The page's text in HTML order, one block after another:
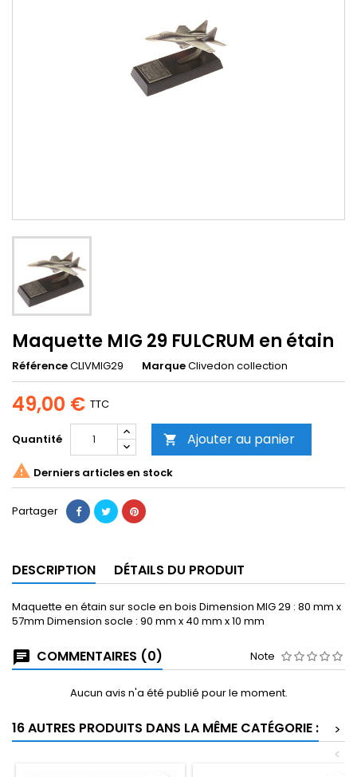
Maquette MIG 29 FULCRUM en étain
RéférenceCLIVMIG29 MarqueClivedon collection
49,00 € TTC
Quantité  Ajouter au panier
 Derniers articles en stock
Partager
DESCRIPTION DÉTAILS DU PRODUIT
Maquette en étain sur socle en bois Dimension MIG 29 : 80 mm x
57mm Dimension socle : 90 mm x 40 mm x 10 mm
COMMENTAIRES (0) Note
Aucun avis n'a été publié pour le moment.
16 AUTRES PRODUITS DANS LA MÊME CATÉGORIE :
>
<